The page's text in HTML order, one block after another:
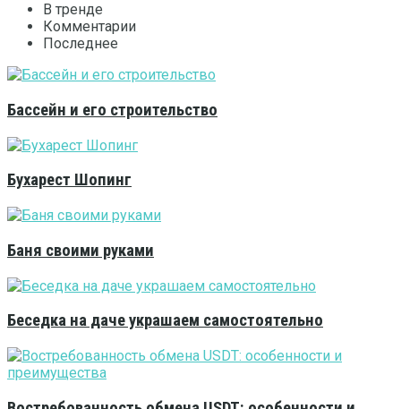
В тренде
Комментарии
Последнее
Бассейн и его строительство
Бухарест Шопинг
Баня своими руками
Беседка на даче украшаем самостоятельно